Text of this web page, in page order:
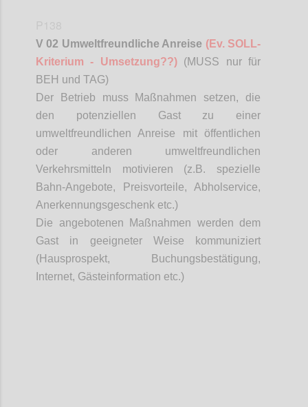
V 02 Umweltfreundliche Anreise (Ev. SOLL-
Kriterium - Umsetzung??)(MUSS nur für
BEH und TAG)
Der Betrieb muss Maßnahmen setzen, die
den potenziellen Gast zu einer
umweltfreundlichen Anreise mit öffentlichen
oder anderen umweltfreundlichen
Verkehrsmitteln motivieren (z.B. spezielle
Bahn-Angebote, Preisvorteile, Abholservice,
Anerkennungsgeschenk etc.)
Die angebotenen Maßnahmen werden dem
Gast in geeigneter Weise kommuniziert
(Hausprospekt, Buchungsbestätigung,
Internet, Gästeinformation etc.)